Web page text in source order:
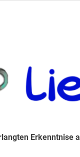
Erkenntnise